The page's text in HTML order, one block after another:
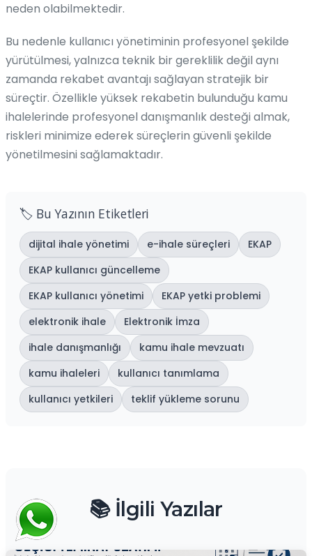
neden olabilmektedir.
Bu nedenle kullanıcı yönetiminin profesyonel şekilde
yürütülmesi, yalnızca teknik bir gereklilik değil aynı
zamanda rekabet avantajı sağlayan stratejik bir
süreçtir. Özellikle yüksek rekabetin bulunduğu kamu
ihalelerinde profesyonel danışmanlık desteği almak,
riskleri minimize ederek süreçlerin güvenli şekilde
yönetilmesini sağlamaktadır.
🏷️ Bu Yazının Etiketleri
dijital ihale yönetimi e-ihale süreçleri
EKAP
EKAP kullanıcı güncelleme
EKAP kullanıcı yönetimi
EKAP yetki problemi
elektronik ihale
Elektronik İmza
ihale danışmanlığı
kamu ihale mevzuatı
kamu ihaleleri
kullanıcı tanımlama
kullanıcı yetkileri
teklif yükleme sorunu
📚 İlgili Yazılar